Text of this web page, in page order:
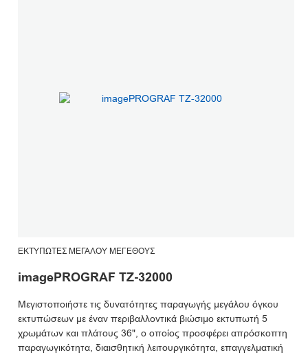
ΕΚΤΥΠΩΤΈΣ ΜΕΓΆΛΟΥ ΜΕΓΈΘΟΥΣ
imagePROGRAF TZ-32000
Μεγιστοποιήστε τις δυνατότητες παραγωγής μεγάλου όγκου
εκτυπώσεων με έναν περιβαλλοντικά βιώσιμο εκτυπωτή 5
χρωμάτων και πλάτους 36", ο οποίος προσφέρει απρόσκοπτη
παραγωγικότητα, διαισθητική λειτουργικότητα, επαγγελματική